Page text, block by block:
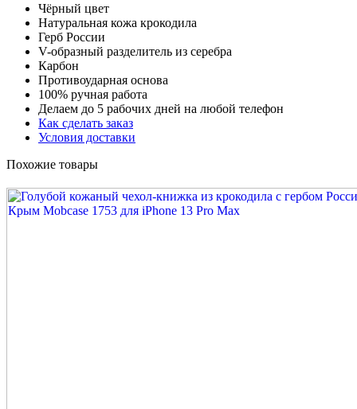
Чёрный цвет
Натуральная кожа крокодила
Герб России
V-образный разделитель из серебра
Карбон
Противоударная основа
100% ручная работа
Делаем до 5 рабочих дней на любой телефон
Как сделать заказ
Условия доставки
Похожие товары